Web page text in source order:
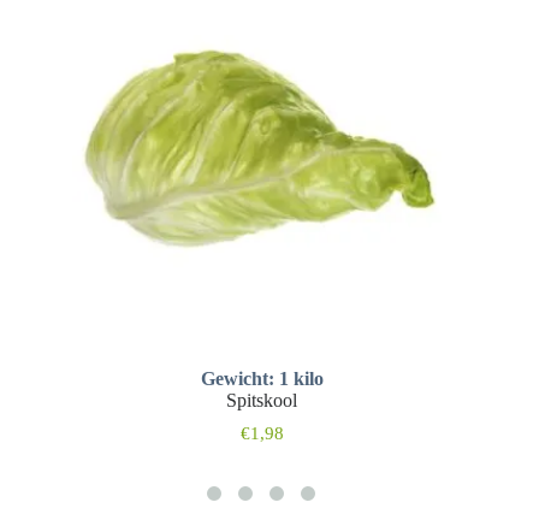
Spitskool
€1,98
Gewicht: 1 kilo